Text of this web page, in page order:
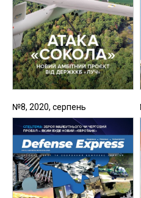
№8, 2020, серпень